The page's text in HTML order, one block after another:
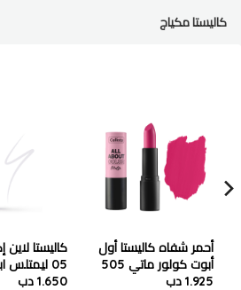
كاليستا مكياج
أحمر شفاه كاليستا أول
أبوت كولور ماتي 505
شو بيزنس
1.925 دب
كاليستا لاين
05 ليمتلس ابيض
1.650 دب